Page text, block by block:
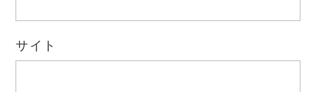
サイト